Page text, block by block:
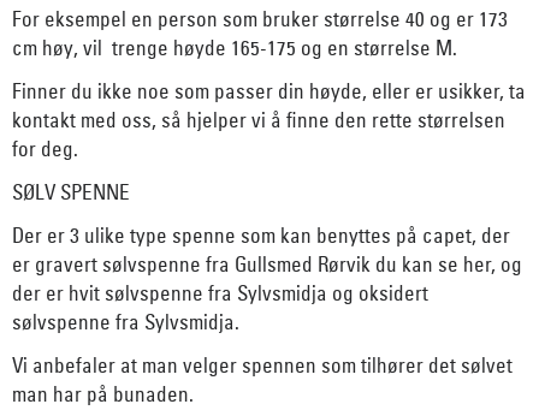
For eksempel en person som bruker størrelse 40 og er 173
cm høy, vil trenge høyde 165-175 og en størrelse M.
Finner du ikke noe som passer din høyde, eller er usikker, ta
kontakt med oss, så hjelper vi å finne den rette størrelsen
for deg.
SØLV SPENNE
Der er 3 ulike type spenne som kan benyttes på capet, der
er gravert sølvspenne fra Gullsmed Rørvik du kan se her, og
der er hvit sølvspenne fra Sylvsmidja og oksidert
sølvspenne fra Sylvsmidja.
Vi anbefaler at man velger spennen som tilhører det sølvet
man har på bunaden.